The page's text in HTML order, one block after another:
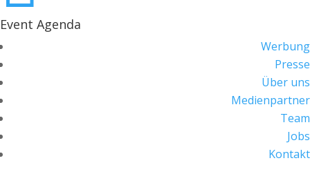
Event Agenda
Werbung
Presse
Über uns
Medienpartner
Team
Jobs
Kontakt